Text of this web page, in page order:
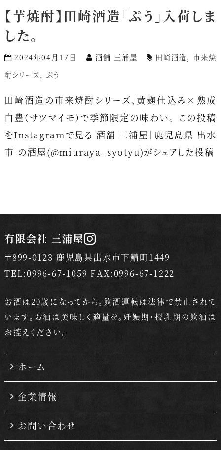
【芋焼酎】田崎酒造「ぷう」入荷しま
した。
2024年04月17日 酒舗 三浦屋 田崎酒造,市来焼
酎シリーズ,ぷう
田崎酒造の市来焼酎シリーズ、黄麹仕込み×熟成
白豊（サツマイモ）で季節限定の味わい。 この投稿
をInstagramで見る 酒舗 三浦屋｜鹿児島県 出水
市 の酒屋(@miuraya_syotyu)がシェアした投稿
有限会社 三浦屋
〒899-0123 鹿児島県出水市下鯖町1449
TEL:0996-67-1059 FAX:0996-67-1222
お酒は20歳になってから。飲酒運転は法律で禁止されて
います。 お酒は美味しく適量を。妊娠期・授乳期の飲酒は
お控えください。
ホーム
企業情報
お問い合わせ